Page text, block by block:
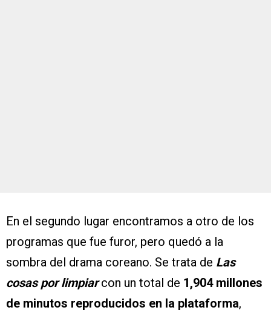
En el segundo lugar encontramos a otro de los
programas que fue furor, pero quedó a la
sombra del drama coreano. Se trata de Las
cosas por limpiarcon un total de 1,904 millones
de minutos reproducidos en la plataforma,